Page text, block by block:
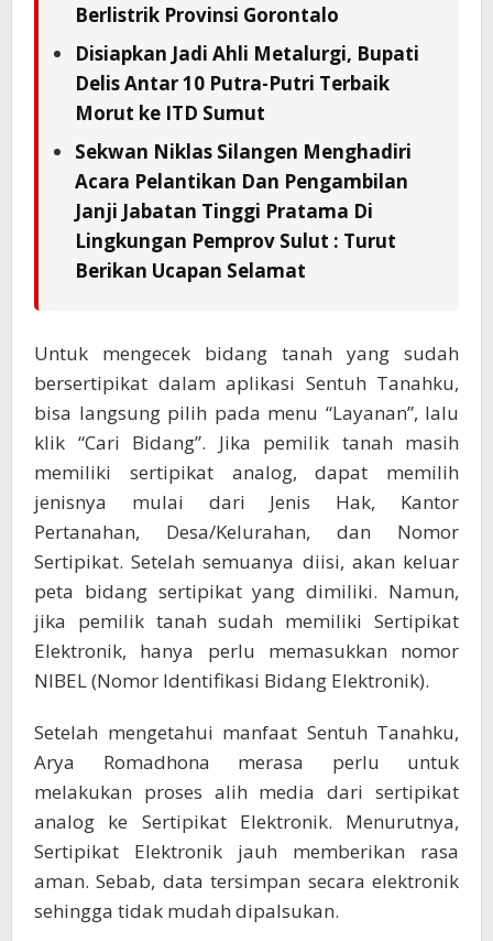
Berlistrik Provinsi Gorontalo
Disiapkan Jadi Ahli Metalurgi, Bupati
Delis Antar 10 Putra-Putri Terbaik
Morut ke ITD Sumut
Sekwan Niklas Silangen Menghadiri
Acara Pelantikan Dan Pengambilan
Janji Jabatan Tinggi Pratama Di
Lingkungan Pemprov Sulut : Turut
Berikan Ucapan Selamat
Untuk mengecek bidang tanah yang sudah
bersertipikat dalam aplikasi Sentuh Tanahku,
bisa langsung pilih pada menu “Layanan”, lalu
klik “Cari Bidang”. Jika pemilik tanah masih
memiliki sertipikat analog, dapat memilih
jenisnya mulai dari Jenis Hak, Kantor
Pertanahan, Desa/Kelurahan, dan Nomor
Sertipikat. Setelah semuanya diisi, akan keluar
peta bidang sertipikat yang dimiliki. Namun,
jika pemilik tanah sudah memiliki Sertipikat
Elektronik, hanya perlu memasukkan nomor
NIBEL (Nomor Identifikasi Bidang Elektronik).
Setelah mengetahui manfaat Sentuh Tanahku,
Arya Romadhona merasa perlu untuk
melakukan proses alih media dari sertipikat
analog ke Sertipikat Elektronik. Menurutnya,
Sertipikat Elektronik jauh memberikan rasa
aman. Sebab, data tersimpan secara elektronik
sehingga tidak mudah dipalsukan.